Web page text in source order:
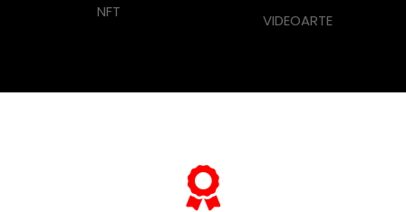
NFT VIDEOARTE